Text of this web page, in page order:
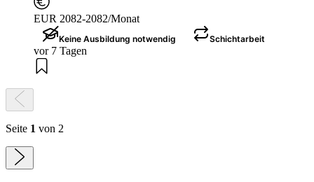
EUR 2082-2082/Monat
Keine Ausbildung notwendig Schichtarbeit
vor 7 Tagen
Seite 1 von 2